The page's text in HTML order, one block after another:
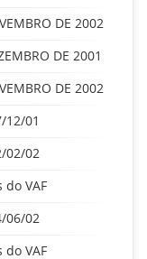
DE 2002
DE 2001
DE 2002
12/01
02/02
VAF
06/02
VAF